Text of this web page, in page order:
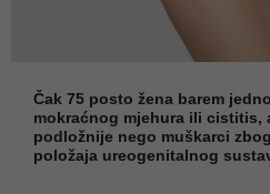
Čak 75 posto žena barem
mokraćnog mjehura ili cistitis,
podložnije nego muškarci
položaja ureogenitalnog